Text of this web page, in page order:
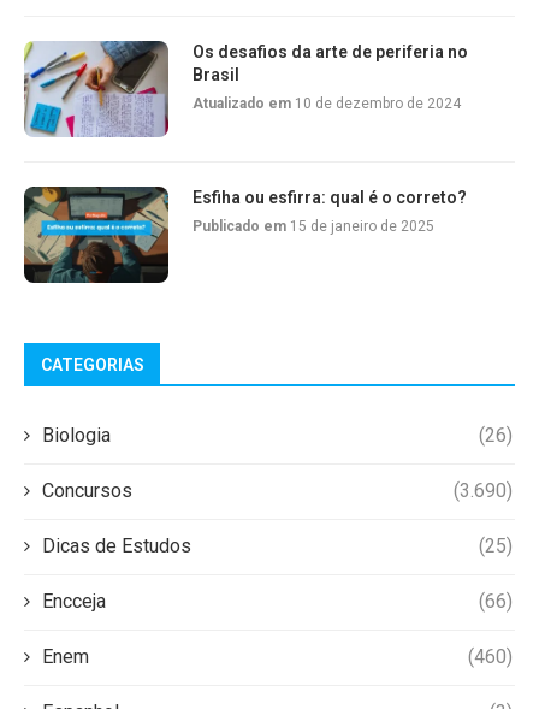
Os desafios da arte de periferia no
Brasil
Atualizado em 10 de dezembro de 2024
Esfiha ou esfirra: qual é o correto?
Publicado em 15 de janeiro de 2025
CATEGORIAS
Biologia (26)
Concursos (3.690)
Dicas de Estudos (25)
Encceja (66)
Enem (460)